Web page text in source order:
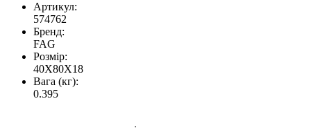
Артикул:
574762
Бренд:
FAG
Розмір:
40X80X18
Вага (кг):
0.395